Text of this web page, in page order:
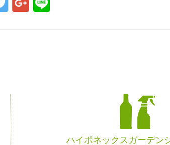
ハイポネックスガーデン